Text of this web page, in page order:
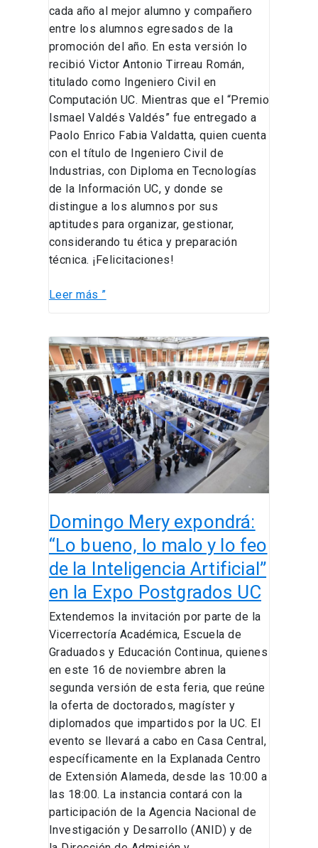
cada año al mejor alumno y compañero
entre los alumnos egresados de la
promoción del año. En esta versión lo
recibió Victor Antonio Tirreau Román,
titulado como Ingeniero Civil en
Computación UC. Mientras que el “Premio
Ismael Valdés Valdés” fue entregado a
Paolo Enrico Fabia Valdatta, quien cuenta
con el título de Ingeniero Civil de
Industrias, con Diploma en Tecnologías
de la Información UC, y donde se
distingue a los alumnos por sus
aptitudes para organizar, gestionar,
considerando tu ética y preparación
técnica. ¡Felicitaciones!
Leer más ”
Domingo Mery expondrá:
“Lo bueno, lo malo y lo feo
de la Inteligencia Artificial”
en la Expo Postgrados UC
Extendemos la invitación por parte de la
Vicerrectoría Académica, Escuela de
Graduados y Educación Continua, quienes
en este 16 de noviembre abren la
segunda versión de esta feria, que reúne
la oferta de doctorados, magíster y
diplomados que impartidos por la UC. El
evento se llevará a cabo en Casa Central,
específicamente en la Explanada Centro
de Extensión Alameda, desde las 10:00 a
las 18:00. La instancia contará con la
participación de la Agencia Nacional de
Investigación y Desarrollo (ANID) y de
Domingo
Mery
expondrá:
“Lo
bueno,
lo
malo
y
lo
de
la
Inteligencia
Artificial”
en
la
Expo
Postgrados
UC